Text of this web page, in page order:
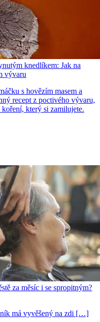
knedlíkem: Jak na
vývaru
s hovězím masem a
recept z poctivého vývaru,
koření, který si zamilujete.
za měsíc i se spropitným?
má vyvěšený na zdi […]